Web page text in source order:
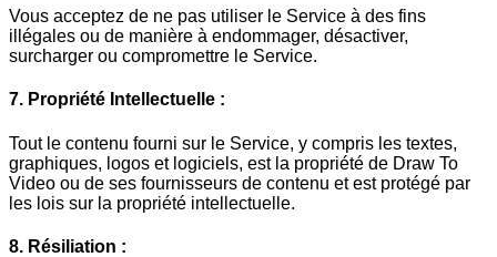
Vous acceptez de ne pas utiliser le Service à des fins
illégales ou de manière à endommager, désactiver,
surcharger ou compromettre le Service.
7. Propriété Intellectuelle :
Tout le contenu fourni sur le Service, y compris les textes,
graphiques, logos et logiciels, est la propriété de Draw To
Video ou de ses fournisseurs de contenu et est protégé par
les lois sur la propriété intellectuelle.
8. Résiliation :